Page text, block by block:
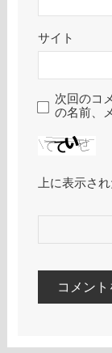
サイト
次回のコ
の名前、
上に表示さ